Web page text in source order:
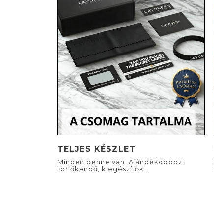
TELJES KÉSZLET
Minden benne van. Ajándékdoboz,
törlőkendő, kiegészítők...